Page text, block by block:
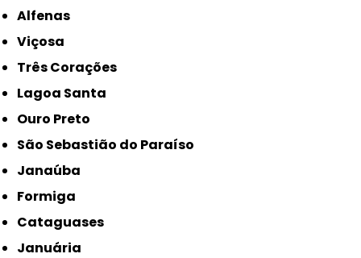
Alfenas
Viçosa
Três Corações
Lagoa Santa
Ouro Preto
São Sebastião do Paraíso
Janaúba
Formiga
Cataguases
Januária